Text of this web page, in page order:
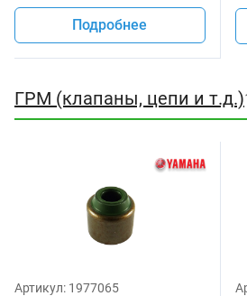
Подробнее
ГРМ (клапаны, цепи и т.д.)
Артикул: 1977065